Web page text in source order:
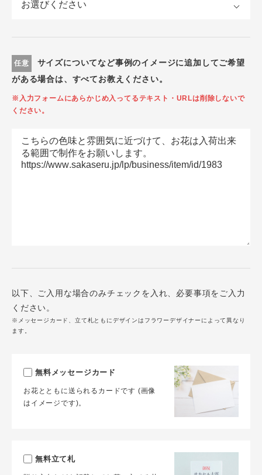
任意
サイズについてなど事例のイメージに追加してご希望
がある場合は、すべてお教えください。
※入力フォームにあらかじめ入ってるテキスト・URLは削除しないで
ください。
以下、ご入用な場合のみチェックを入れ、必要事項をご入力
ください。
※メッセージカード、立て札ともにデザインはフラワーデザイナーによって異なり
ます。
無料メッセージカード
お花とともに送られるカードです (画像
はイメージです)。
無料立て札